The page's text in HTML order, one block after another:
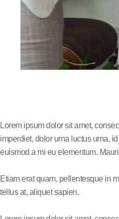
Lorem ipsum dolor sit amet,
imperdiet, dolor urna luctus urna,
euismod a mi eu elementum.
Etiam erat quam, pellentesque in
tellus at, aliquet sapien.